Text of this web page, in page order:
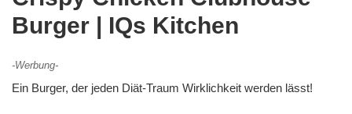
Burger | IQs Kitchen
-Werbung-
Ein Burger, der jeden Diät-Traum Wirklichkeit werden lässt!